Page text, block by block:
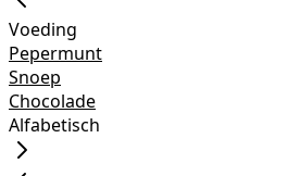
Voeding
Pepermunt
Snoep
Chocolade
Alfabetisch